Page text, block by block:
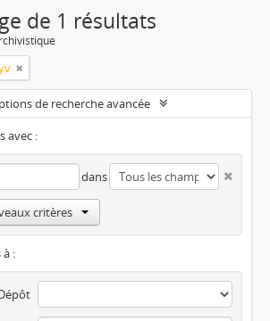
de 1 résultats
de recherche avancée
avec :
dans
critères
: